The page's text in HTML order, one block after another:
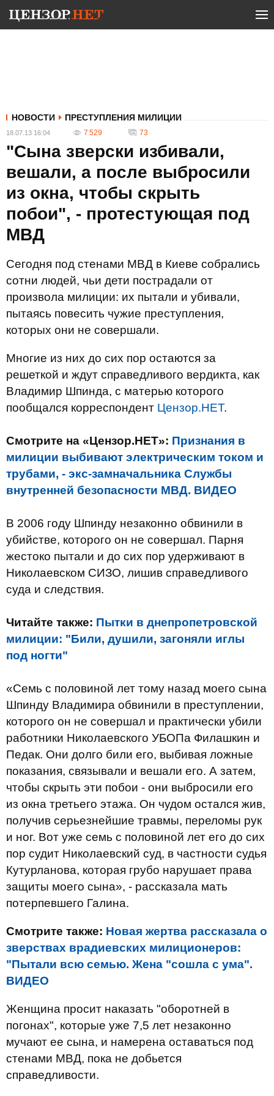
НОВОСТИ ПРЕСТУПЛЕНИЯ МИЛИЦИИ
18.07.13 16:04 7 529 73
"Сына зверски избивали,
вешали, а после выбросили
из окна, чтобы скрыть
побои", - протестующая под
МВД
Сегодня под стенами МВД в Киеве собрались
сотни людей, чьи дети пострадали от
произвола милиции: их пытали и убивали,
пытаясь повесить чужие преступления,
которых они не совершали.
Многие из них до сих пор остаются за
решеткой и ждут справедливого вердикта, как
Владимир Шпинда, с матерью которого
пообщался корреспондент Цензор.НЕТ.
Смотрите на «Цензор.НЕТ»: Признания в
милиции выбивают электрическим током и
трубами, - экс-замначальника Службы
внутренней безопасности МВД. ВИДЕО
В 2006 году Шпинду незаконно обвинили в
убийстве, которого он не совершал. Парня
жестоко пытали и до сих пор удерживают в
Николаевском СИЗО, лишив справедливого
суда и следствия.
Читайте также: Пытки в днепропетровской
милиции: "Били, душили, загоняли иглы
под ногти"
«Семь с половиной лет тому назад моего сына
Шпинду Владимира обвинили в преступлении,
которого он не совершал и практически убили
работники Николаевского УБОПа Филашкин и
Педак. Они долго били его, выбивая ложные
показания, связывали и вешали его. А затем,
чтобы скрыть эти побои - они выбросили его
из окна третьего этажа. Он чудом остался жив,
получив серьезнейшие травмы, переломы рук
и ног. Вот уже семь с половиной лет его до сих
пор судит Николаевский суд, в частности судья
Кутурланова, которая грубо нарушает права
защиты моего сына», - рассказала мать
потерпевшего Галина.
Смотрите также: Новая жертва рассказала о
зверствах врадиевских милиционеров:
"Пытали всю семью. Жена "сошла с ума".
ВИДЕО
Женщина просит наказать "оборотней в
погонах", которые уже 7,5 лет незаконно
мучают ее сына, и намерена оставаться под
стенами МВД, пока не добьется
справедливости.